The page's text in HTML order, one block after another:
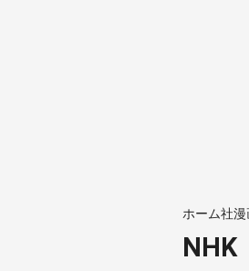
ホーム社
NHK